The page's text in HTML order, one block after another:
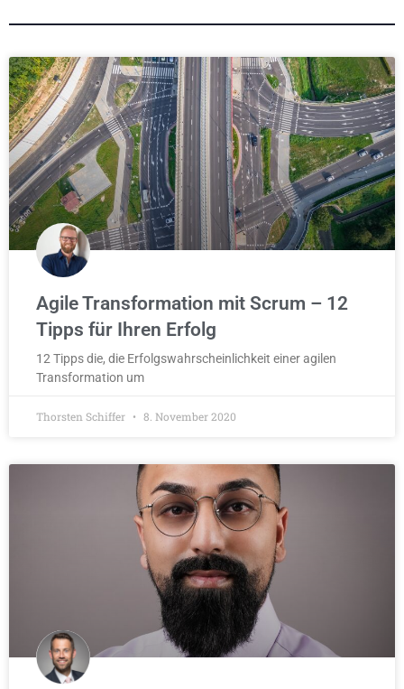
Agile Transformation mit Scrum – 12
Tipps für Ihren Erfolg
12 Tipps die, die Erfolgswahrscheinlichkeit einer agilen
Transformation um
Thorsten Schiffer 8. November 2020